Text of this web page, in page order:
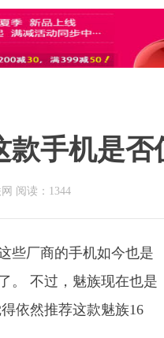
手机是否
阅读：1344
些厂商的手机如今也是
。 不过，魅族现在也是
依然推荐这款魅族16